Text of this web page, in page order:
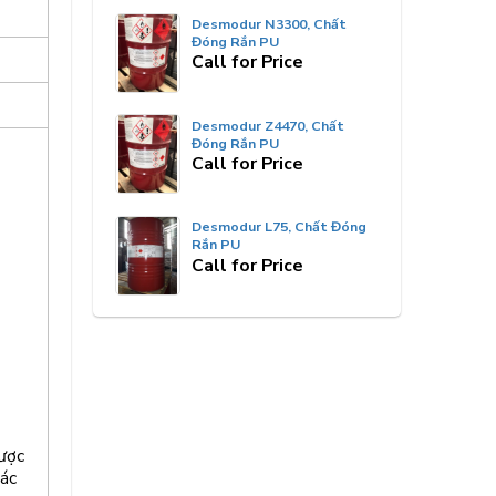
Desmodur N3300, Chất
Đóng Rắn PU
Call for Price
Desmodur Z4470, Chất
Đóng Rắn PU
Call for Price
Desmodur L75, Chất Đóng
Rắn PU
Call for Price